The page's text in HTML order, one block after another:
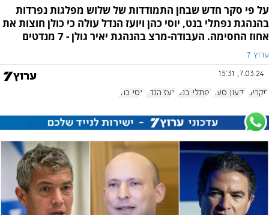
על פי סקר חדש שבחן התמודדות של שלוש מפלגות נפרדות
בהנהגת נפתלי בנט, יוסי כהן ויועז הנדל עולה כי כולן חוצות את
אחוז החסימה. העבודה-מרצ בהנהגת יאיר גולן - 7 מנדטים
ערוץ 7
7.03.24, 15:31
סקרים גדעון סער נפתלי בנט יועז הנדל יוסי כהן